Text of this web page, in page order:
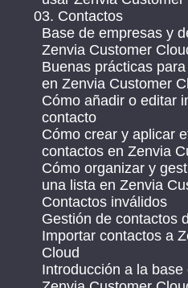
03. Contactos
Base de empresas y
Zenvia Customer
Buenas prácticas
en Zenvia Customer
Cómo añadir o editar
contacto
Cómo crear y aplicar
contactos en Zenvia
Cómo organizar y
una lista en Zenvia
Contactos inválidos
Gestión de contactos
Importar contactos a
Cloud
Introducción a la